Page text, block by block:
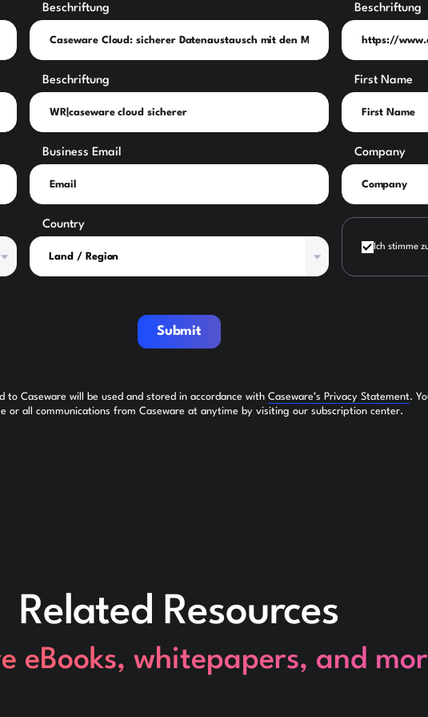
Beschriftung Beschriftung
Beschriftung First Name
Business Email Company
Country
Ich stimme
Submit
Caseware will be used and stored in accordance with Caseware’s Privacy Statement.
or all communications from Caseware at anytime by visiting our subscription center.
Related Resources
eBooks, whitepapers, and